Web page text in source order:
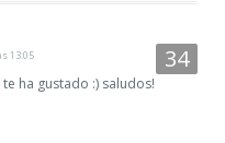
13:05
ha gustado :) saludos!